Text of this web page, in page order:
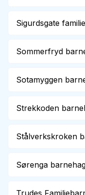
Sigurdsgate
Sommerfryd
Sotamyggen
Strekkoden
Stålverkskroken
Sørenga
Trudes